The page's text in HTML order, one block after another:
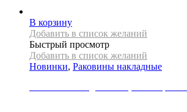
В корзину
Добавить в список желаний
Быстрый просмотр
Добавить в список желаний
Новинки, Раковины накладные